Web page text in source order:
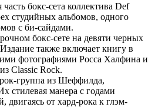
часть бокс-сета коллектива Def
студийных альбомов, одного
с би-сайдами.
бокс-сете на девяти черных
Издание также включает книгу в
фотографиями Росса Халфина и
Classic Rock.
группа из Шеффилда,
стилевая манера с годами
двигаясь от хард-рока к глэм-